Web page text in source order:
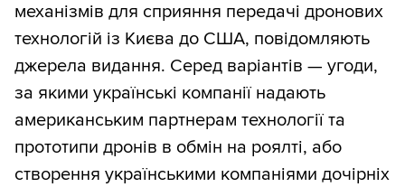
механізмів для сприяння передачі дронових
технологій із Києва до США, повідомляють
джерела видання. Серед варіантів — угоди,
за якими українські компанії надають
американським партнерам технології та
прототипи дронів в обмін на роялті, або
створення українськими компаніями дочірніх